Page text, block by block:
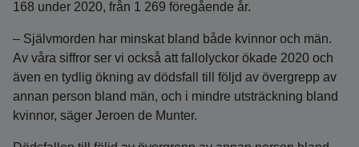
168 under 2020, från 1 269 föregående år.
– Självmorden har minskat bland både kvinnor och män.
Av våra siffror ser vi också att fallolyckor ökade 2020 och
även en tydlig ökning av dödsfall till följd av övergrepp av
annan person bland män, och i mindre utsträckning bland
kvinnor, säger Jeroen de Munter.